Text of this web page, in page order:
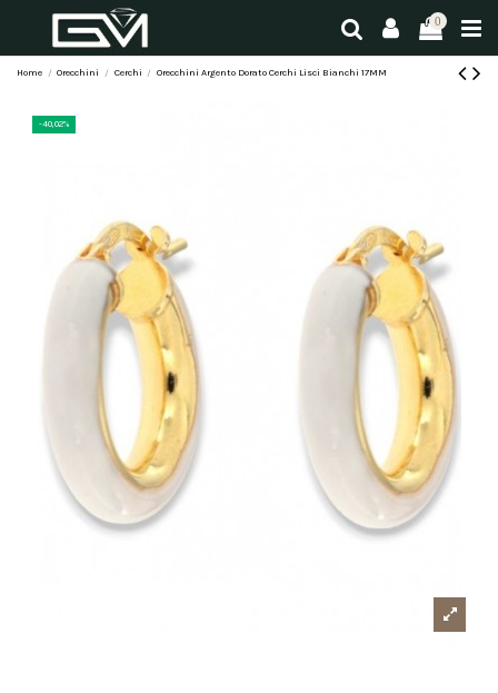
0
Home Orecchini Cerchi Orecchini Argento Dorato Cerchi Lisci Bianchi 17MM
-40,02%